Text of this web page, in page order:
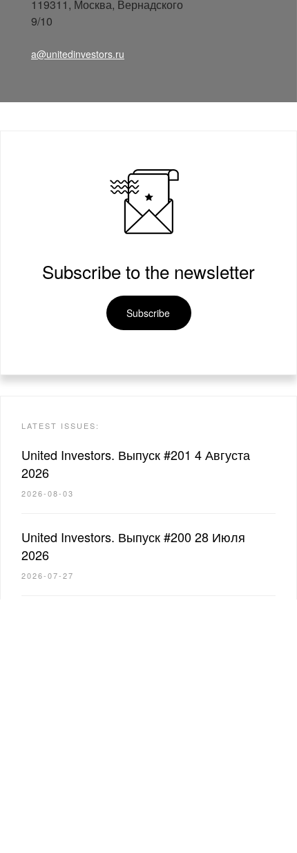
119311, Москва, Вернадского
9/10
a@unitedinvestors.ru
Subscribe to the newsletter
Subscribe
LATEST ISSUES:
United Investors. Выпуск #201 4 Августа
2026
2026-08-03
United Investors. Выпуск #200 28 Июля
2026
2026-07-27